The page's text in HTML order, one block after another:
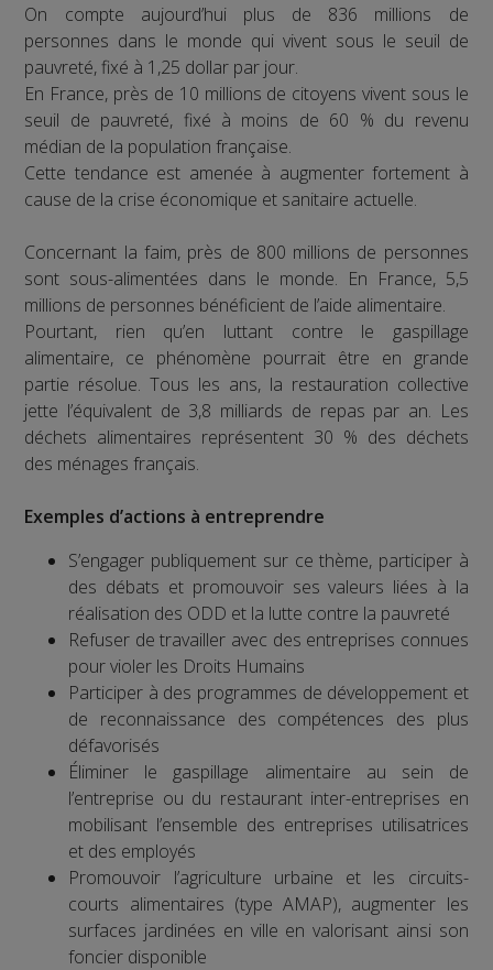
On compte aujourd’hui plus de 836 millions de
personnes dans le monde qui vivent sous le seuil de
pauvreté, fixé à 1,25 dollar par jour.
En France, près de 10 millions de citoyens vivent sous le
seuil de pauvreté, fixé à moins de 60 % du revenu
médian de la population française.
Cette tendance est amenée à augmenter fortement à
cause de la crise économique et sanitaire actuelle.
Concernant la faim, près de 800 millions de personnes
sont sous-alimentées dans le monde. En France, 5,5
millions de personnes bénéficient de l’aide alimentaire.
Pourtant, rien qu’en luttant contre le gaspillage
alimentaire, ce phénomène pourrait être en grande
partie résolue. Tous les ans, la restauration collective
jette l’équivalent de 3,8 milliards de repas par an. Les
déchets alimentaires représentent 30 % des déchets
des ménages français.
Exemples d’actions à entreprendre
S’engager publiquement sur ce thème, participer à
des débats et promouvoir ses valeurs liées à la
réalisation des ODD et la lutte contre la pauvreté
Refuser de travailler avec des entreprises connues
pour violer les Droits Humains
Participer à des programmes de développement et
de reconnaissance des compétences des plus
défavorisés
Éliminer le gaspillage alimentaire au sein de
l’entreprise ou du restaurant inter-entreprises en
mobilisant l’ensemble des entreprises utilisatrices
et des employés
Promouvoir l’agriculture urbaine et les circuits-
courts alimentaires (type AMAP), augmenter les
surfaces jardinées en ville en valorisant ainsi son
foncier disponible